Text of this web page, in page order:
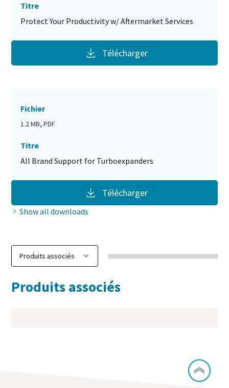
Titre
Protect Your Productivity w/ Aftermarket Services
Télécharger
Fichier
1.2 MB, PDF
Titre
All Brand Support for Turboexpanders
Télécharger
Show all downloads
Produits associés